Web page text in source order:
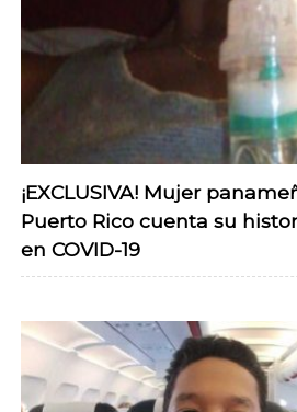
¡EXCLUSIVA! Mujer
Puerto Rico cuenta su
en COVID-19